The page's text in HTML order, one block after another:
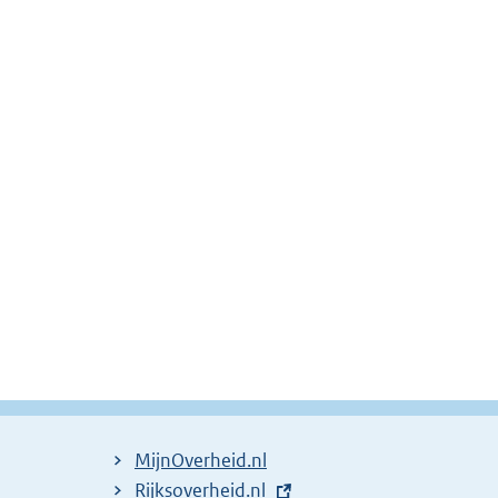
MijnOverheid.nl
E
Rijksoverheid.nl